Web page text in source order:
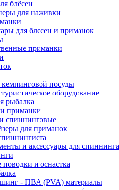
блёсен
для наживки
для блесен и приманок
приманки
посуды
туристическое оборудование
рыбалка
приманки
спиннинговые
для приманок
и аксессуары для спиннинга
поводки и оснастка
- ПВА (PVA) материалы